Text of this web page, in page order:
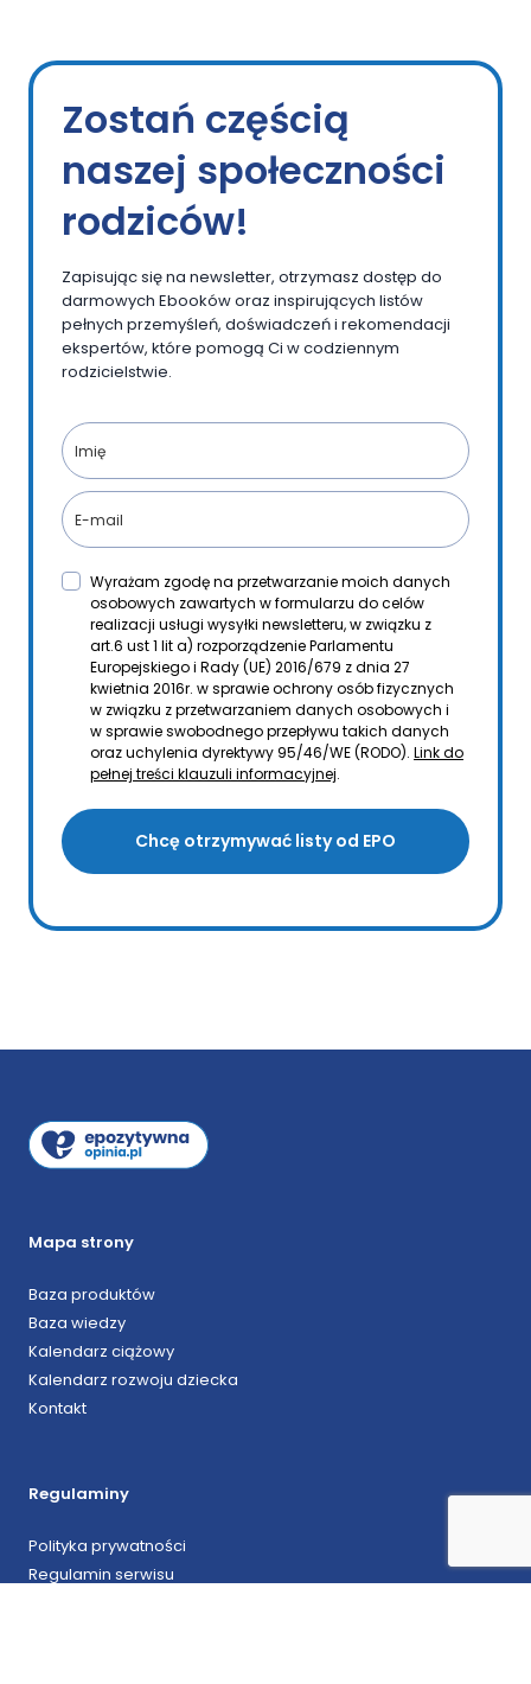
Zostań częścią
naszej społeczności
rodziców!
Zapisując się na newsletter, otrzymasz dostęp do
darmowych Ebooków oraz inspirujących listów
pełnych przemyśleń, doświadczeń i rekomendacji
ekspertów, które pomogą Ci w codziennym
rodzicielstwie.
Wyrażam zgodę na przetwarzanie moich danych
osobowych zawartych w formularzu do celów
realizacji usługi wysyłki newsletteru, w związku z
art.6 ust 1 lit a) rozporządzenie Parlamentu
Europejskiego i Rady (UE) 2016/679 z dnia 27
kwietnia 2016r. w sprawie ochrony osób fizycznych
w związku z przetwarzaniem danych osobowych i
w sprawie swobodnego przepływu takich danych
oraz uchylenia dyrektywy 95/46/WE (RODO). Link do
pełnej treści klauzuli informacyjnej.
Chcę otrzymywać listy od EPO
Mapa strony
Baza produktów
Baza wiedzy
Kalendarz ciążowy
Kalendarz rozwoju dziecka
Kontakt
Regulaminy
Polityka prywatności
Regulamin serwisu